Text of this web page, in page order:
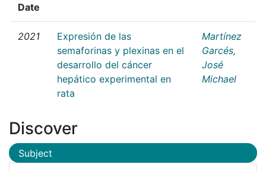
Date
2021
Expresión de las
semaforinas y plexinas en el
desarrollo del cáncer
hepático experimental en
rata
Martínez
Garcés,
José
Michael
Discover
Subject